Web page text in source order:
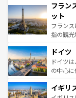
ませて
なお、新
しい。
文化が
れる闘
る。首
アート
せる。
ンテンツ
フラン
ット
フラン
指の観
で、幅
聖堂、
から魅
いる。
香り高
ドイツ
ドイツ
の中心
顔を持
イギリ